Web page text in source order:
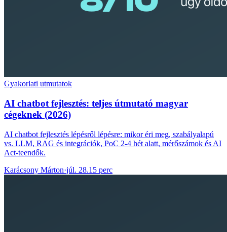
Gyakorlati utmutatok
AI chatbot fejlesztés: teljes útmutató magyar
cégeknek (2026)
AI chatbot fejlesztés lépésről lépésre: mikor éri meg, szabályalapú
vs. LLM, RAG és integrációk, PoC 2-4 hét alatt, mérőszámok és AI
Act-teendők.
Karácsony Márton·júl. 28.15 perc